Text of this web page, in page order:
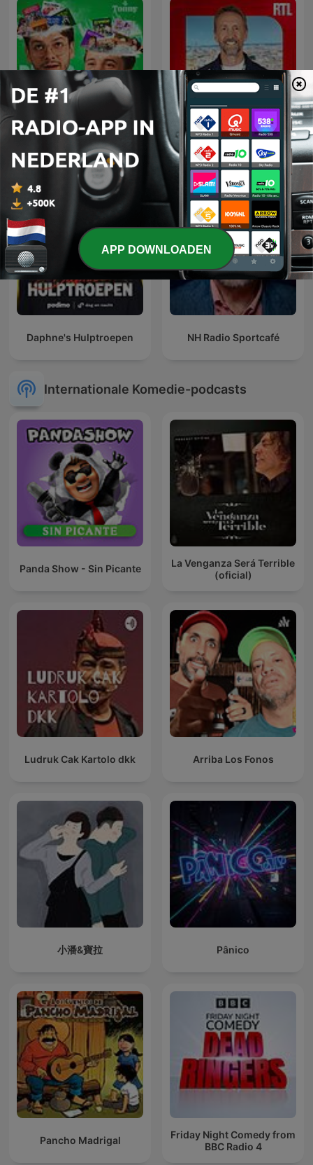
Beter Goed Gejat
L'œil de Philippe
Caverivière
Daphne's Hulptroepen NH Radio Sportcafé
Internationale Komedie-podcasts
Panda Show - Sin Picante
La Venganza Será Terrible
(oficial)
Ludruk Cak Kartolo dkk Arriba Los Fonos
小潘&寶拉 Pânico
Pancho Madrigal
Friday Night Comedy from
BBC Radio 4
APP DOWNLOADEN